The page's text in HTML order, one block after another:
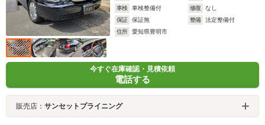
車検
車検整備付 修復
なし
保証
保証無 整備
法定整備付
住所
愛知県豊明市
今すぐ在庫確認・見積依頼
電話する
販売店： サンセットプライニング